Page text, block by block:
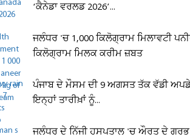
‘ਕੈਨੇਡਾ ਵਰਲਡ 2026’...
ਜਲੰਧਰ 'ਚ 1,000 ਕਿਲੋਗ੍ਰਾਮ ਮਿਲਾਵਟੀ
ਕਿਲੋਗ੍ਰਾਮ ਮਿਲਕ ਕਰੀਮ ਜ਼ਬਤ
ਪੰਜਾਬ ਦੇ ਮੌਸਮ ਦੀ 9 ਅਗਸਤ ਤੱਕ ਵੱਡੀ
ਇਨ੍ਹਾਂ ਤਾਰੀਖ਼ਾਂ ਨੂੰ...
ਜਲੰਧਰ ਦੇ ਨਿੱਜੀ ਹਸਪਤਾਲ 'ਚ ਔਰਤ ਦੇ